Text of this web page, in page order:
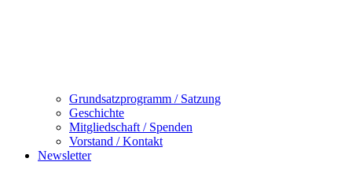
Grundsatzprogramm / Satzung
Geschichte
Mitgliedschaft / Spenden
Vorstand / Kontakt
Newsletter